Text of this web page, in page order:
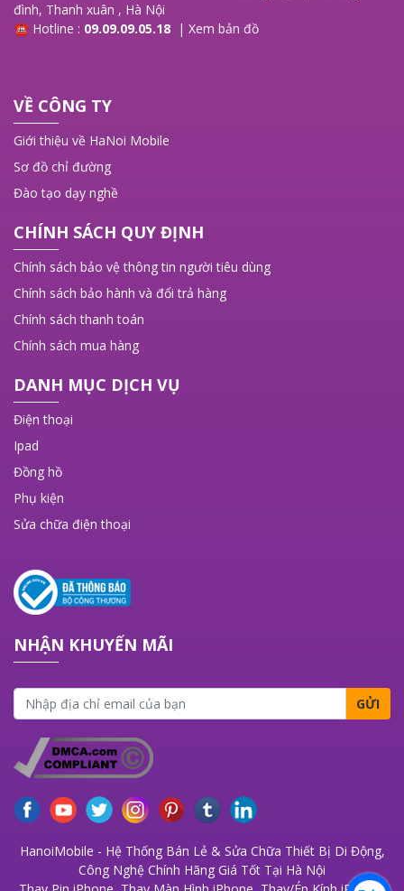
đình, Thanh xuân , Hà Nội
☎ Hotline : 09.09.09.05.18 | Xem bản đồ
VỀ CÔNG TY
Giới thiệu về HaNoi Mobile
Sơ đồ chỉ đường
Đào tạo dạy nghề
CHÍNH SÁCH QUY ĐỊNH
Chính sách bảo vệ thông tin người tiêu dùng
Chính sách bảo hành và đổi trả hàng
Chính sách thanh toán
Chính sách mua hàng
DANH MỤC DỊCH VỤ
Điện thoại
Ipad
Đồng hồ
Phụ kiện
Sửa chữa điện thoại
NHẬN KHUYẾN MÃI
GỬI
HanoiMobile - Hệ Thống Bán Lẻ & Sửa Chữa Thiết Bị Di Động,
Công Nghệ Chính Hãng Giá Tốt Tại Hà Nội